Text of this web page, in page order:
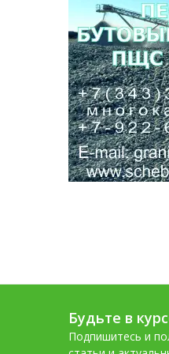
Будьте в
Подпишитесь и